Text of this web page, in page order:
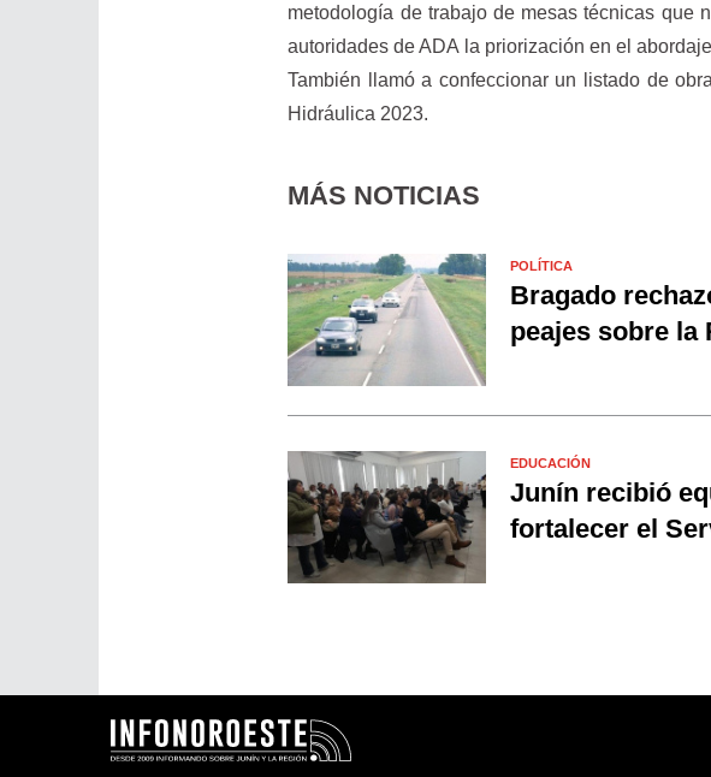
metodología de trabajo de mesas técnicas que
autoridades de ADA la priorización en el
También llamó a confeccionar un listado de
Hidráulica 2023.
MÁS NOTICIAS
POLÍTICA
Bragado
peajes sobre la
EDUCACIÓN
Junín recibió
fortalecer el